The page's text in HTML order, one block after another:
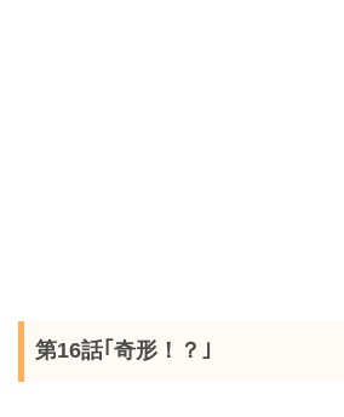
第16話｢奇形！？｣